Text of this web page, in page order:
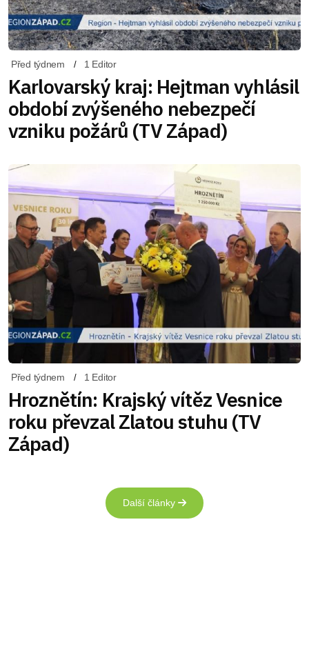
Před týdnem 1 Editor
Karlovarský kraj: Hejtman vyhlásil
období zvýšeného nebezpečí
vzniku požárů (TV Západ)
Před týdnem 1 Editor
Hroznětín: Krajský vítěz Vesnice
roku převzal Zlatou stuhu (TV
Západ)
Další články